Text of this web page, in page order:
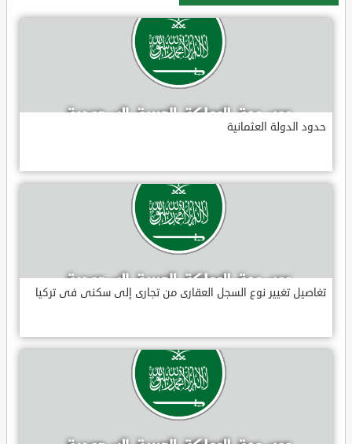
حدود الدولة العثمانية
تغاصيل تغيير نوع السجل العقارى من تجارى إلى سكنى فى تركيا